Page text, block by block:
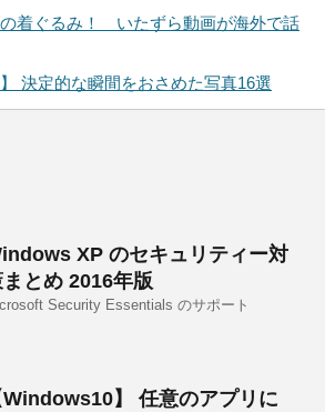
着ぐるみ！ いたずら動画が海外で話
】 決定的な瞬間をおさめた写真16選
XP のセキュリティー対
とめ 2016年版
Security Essentials のサポート
Windows10】 任意のアプリに